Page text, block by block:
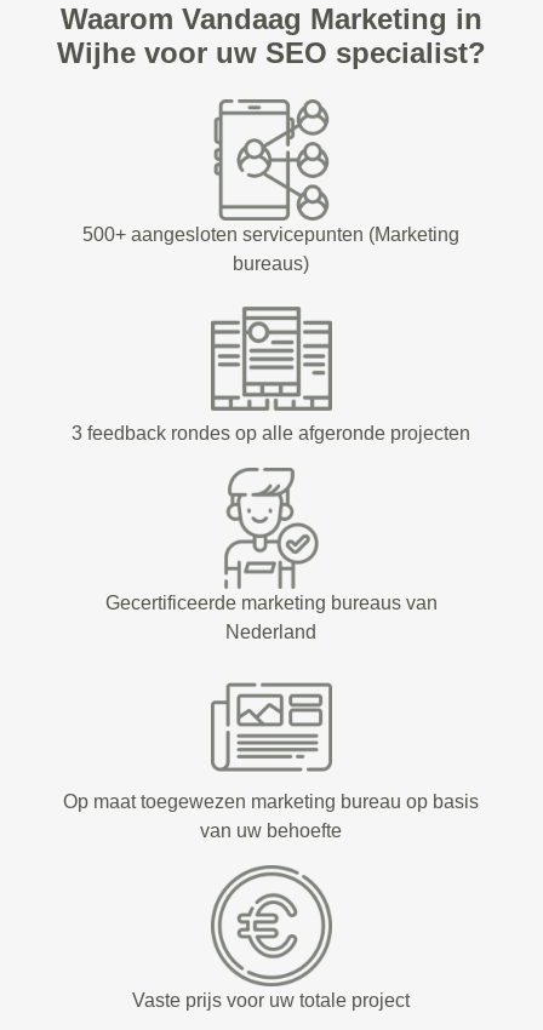
Waarom Vandaag Marketing in
Wijhe voor uw SEO specialist?
500+ aangesloten servicepunten (Marketing
bureaus)
3 feedback rondes op alle afgeronde projecten
Gecertificeerde marketing bureaus van
Nederland
Op maat toegewezen marketing bureau op basis
van uw behoefte
Vaste prijs voor uw totale project